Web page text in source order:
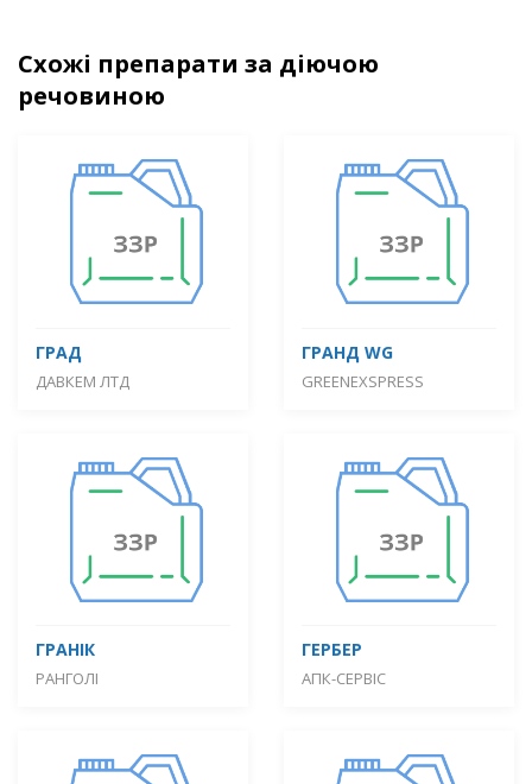
Схожі препарати за діючою
речовиною
ГРАД
ДАВКЕМ ЛТД
ГРАНД WG
GREENEXSPRESS
ГРАНІК
РАНГОЛІ
ГЕРБЕР
АПК-СЕРВІС